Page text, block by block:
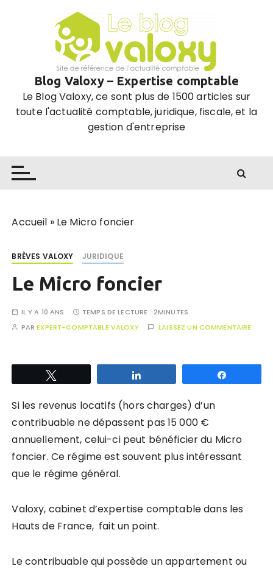
Blog Valoxy – Expertise comptable
Le Blog Valoxy, ce sont plus de 1500 articles sur
toute l'actualité comptable, juridique, fiscale, et la
gestion d'entreprise
Accueil » Le Micro foncier
BRÈVES VALOXY JURIDIQUE
Le Micro foncier
IL Y A 10 ANS TEMPS DE LECTURE : 2MINUTES
PAREXPERT-COMPTABLE VALOXY LAISSEZ UN COMMENTAIRE
Si les revenus locatifs (hors charges) d’un
contribuable ne dépassent pas 15 000 €
annuellement, celui-ci peut bénéficier du Micro
foncier. Ce régime est souvent plus intéressant
que le régime général.
Valoxy, cabinet d’expertise comptable dans les
Hauts de France, fait un point.
Le contribuable qui possède un appartement ou